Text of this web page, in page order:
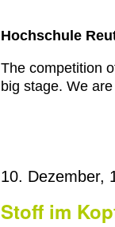
Hochschule
The competition
big stage. We
Stoff im
10. Dezember,